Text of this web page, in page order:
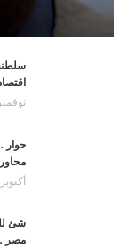
نوفمبر 18, 2024
حوار
أكتوبر 17, 2024
شئ